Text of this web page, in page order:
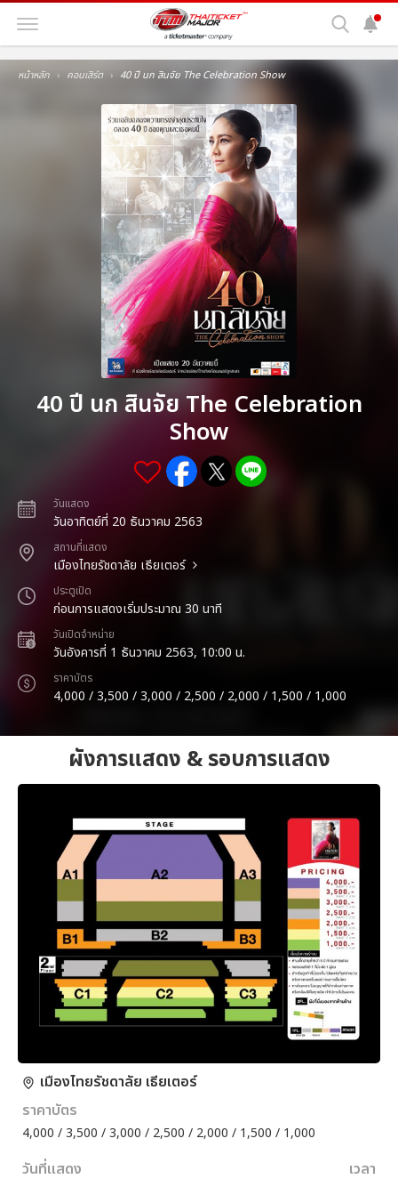
หน้าหลัก คอนเสิร์ต 40 ปี นก สินจัย The Celebration Show
40 ปี นก สินจัย The Celebration
Show
วันแสดง
วันอาทิตย์ที่ 20 ธันวาคม 2563
สถานที่แสดง
เมืองไทยรัชดาลัย เธียเตอร์
ประตูเปิด
ก่อนการแสดงเริ่มประมาณ 30 นาที
วันเปิดจำหน่าย
วันอังคารที่ 1 ธันวาคม 2563, 10:00 น.
ราคาบัตร
4,000 / 3,500 / 3,000 / 2,500 / 2,000 / 1,500 / 1,000
ผังการแสดง & รอบการแสดง
เมืองไทยรัชดาลัย เธียเตอร์
ราคาบัตร
4,000 / 3,500 / 3,000 / 2,500 / 2,000 / 1,500 / 1,000
วันที่แสดง เวลา